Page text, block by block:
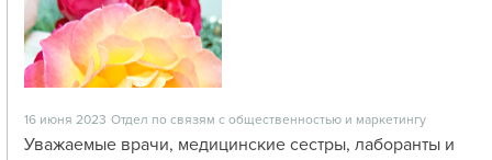
16 июня 2023 Отдел по связям с общественностью и маркетингу
Уважаемые врачи, медицинские сестры, лаборанты и